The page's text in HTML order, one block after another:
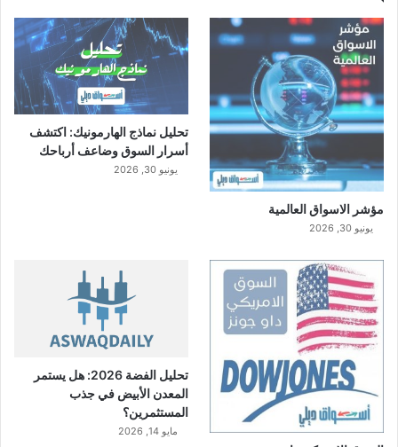
مؤشر الاسواق العالمية
يونيو 30, 2026
تحليل نماذج الهارمونيك: اكتشف
أسرار السوق وضاعف أرباحك
يونيو 30, 2026
تحليل الفضة 2026: هل يستمر
المعدن الأبيض في جذب
المستثمرين؟
مايو 14, 2026